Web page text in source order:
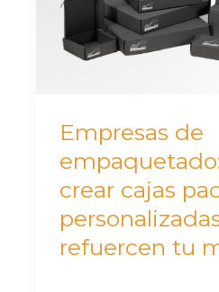
Empresas de
crear cajas
refuercen tu
crear
cajas
packaging
que
refuercen